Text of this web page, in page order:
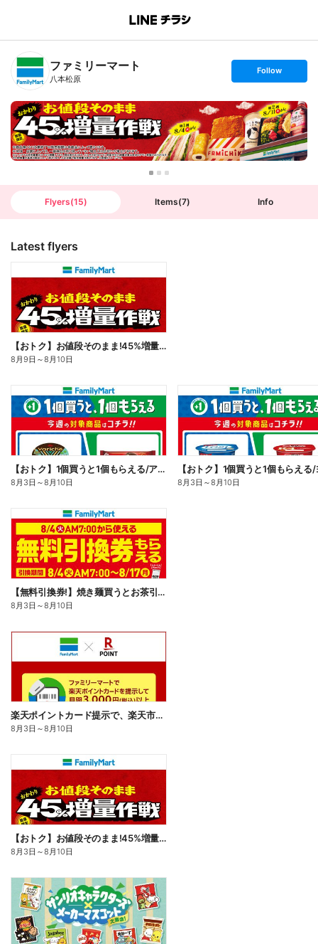
B
n
T
ファミリーマート
八本松原
s
t
o
l
l
o
w
Follow
Flyers(15) Items(7) Info
Latest flyers
【おトク】お値段そのまま!45%増量作戦!
8月9日 ～8月10日
【おトク】1個買うと1個もらえる/アイス
8月3日 ～8月10日 8月3日 ～8月10日
【無料引換券!】焼き麺買うとお茶引換券貰える!
8月3日 ～8月10日
楽天ポイントカード提示で、楽天市場でのお買い物がおトクに!
8月3日 ～8月10日
【おトク】お値段そのまま!45%増量作戦!
8月3日 ～8月10日